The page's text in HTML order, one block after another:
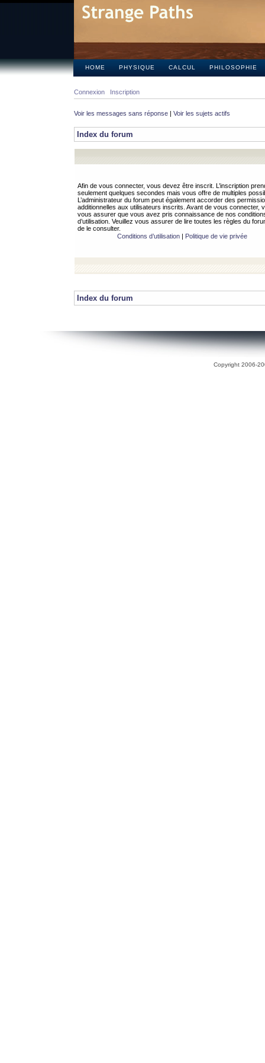
HOME PHYSIQUE CALCUL PHILOSOPHIE
Connexion Inscription
Voir les messages sans réponse | Voir les sujets actifs
Index du forum
Afin de vous connecter, vous devez être inscrit. L’inscription
seulement quelques secondes mais vous offre de multiples
L’administrateur du forum peut également accorder des
additionnelles aux utilisateurs inscrits. Avant de vous connecter,
vous assurer que vous avez pris connaissance de nos
d’utilisation. Veuillez vous assurer de lire toutes les règles du
de le consulter.
Conditions d’utilisation| Politique de vie privée
Index du forum
Copyright 2006-